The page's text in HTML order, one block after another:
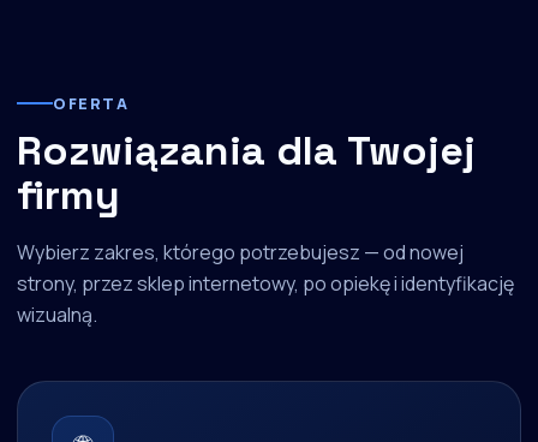
OFERTA
Rozwiązania dla Twojej
firmy
Wybierz zakres, którego potrzebujesz — od nowej
strony, przez sklep internetowy, po opiekę i identyfikację
wizualną.